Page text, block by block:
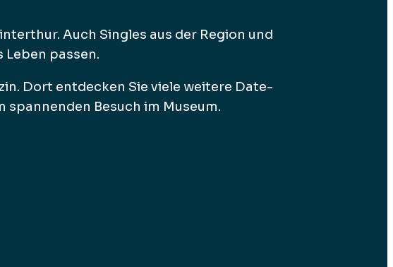
Auch Singles aus der Region und
Leben passen.
Dort entdecken Sie viele weitere Date-
spannenden Besuch im Museum.